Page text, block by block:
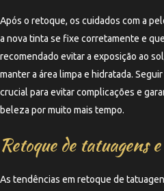
Após o retoque, os cuidados com a
a nova tinta se fixe corretamente e
recomendado evitar a exposição ao
manter a área limpa e hidratada.
crucial para evitar complicações e
beleza por muito mais tempo.
Retoque de tatuagens
As tendências em retoque de